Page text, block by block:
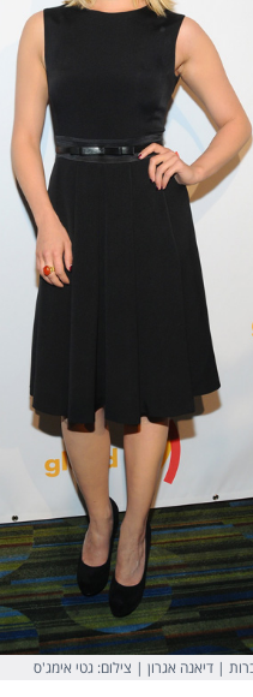
| דיאנה אגרון | צילום: גטי אימג'ס